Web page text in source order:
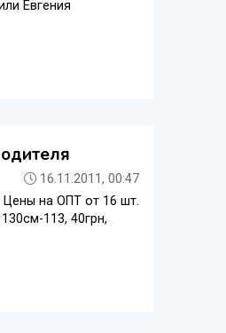
Евгения
16.11.2011, 00:47
Цены на ОПТ от 16 шт.
113, 40грн,